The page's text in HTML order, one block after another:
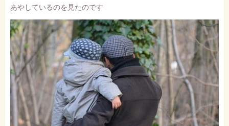
あやしているのを見たのです